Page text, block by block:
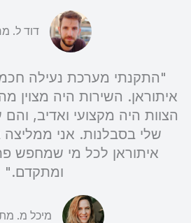
דוד ל.
"התקנתי מערכת נעילה
איתוראן. השירות היה מצוין
הצוות היה מקצועי ואדיב,
שלי בסבלנות. אני ממליצה
איתוראן לכל מי שמחפש
ומתקדם."
מיכל מ.